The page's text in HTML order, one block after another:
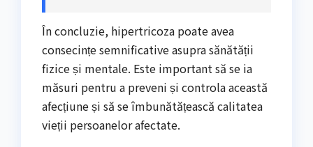
În concluzie, hipertricoza poate avea
consecințe semnificative asupra sănătății
fizice și mentale. Este important să se ia
măsuri pentru a preveni și controla această
afecțiune și să se îmbunătățească calitatea
vieții persoanelor afectate.